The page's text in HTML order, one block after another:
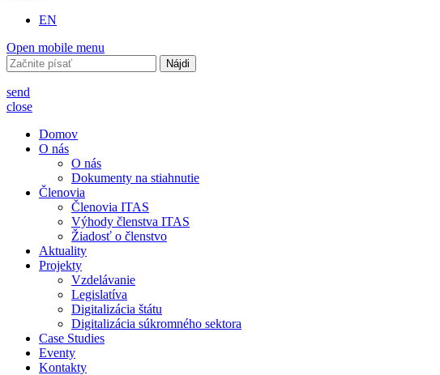
EN
Open mobile menu
Hľadať:
send
close
Domov
O nás
O nás
Dokumenty na stiahnutie
Členovia
Členovia ITAS
Výhody členstva ITAS
Žiadosť o členstvo
Aktuality
Projekty
Vzdelávanie
Legislatíva
Digitalizácia štátu
Digitalizácia súkromného sektora
Case Studies
Eventy
Kontakty